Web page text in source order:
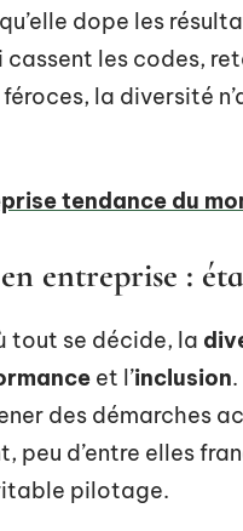
dope les
les codes,
la diversité
tendance du
entreprise :
tout se décide, la
et l’inclusion
des démarches
peu d’entre elles
pilotage.